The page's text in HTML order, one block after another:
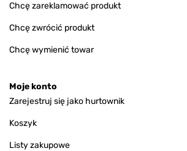
Chcę zareklamować produkt
Chcę zwrócić produkt
Chcę wymienić towar
Moje konto
Zarejestruj się jako hurtownik
Koszyk
Listy zakupowe